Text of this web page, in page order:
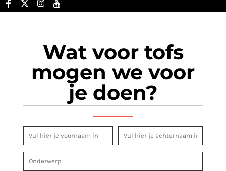
Wat voor tofs
mogen we voor
je doen?